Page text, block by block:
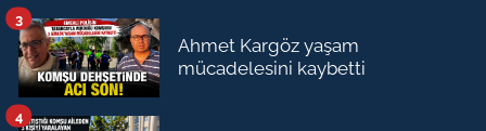
Ahmet Kargöz yaşam
mücadelesini kaybetti
3
4